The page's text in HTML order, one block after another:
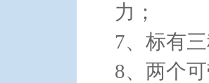
力；
7、标有
8、两个